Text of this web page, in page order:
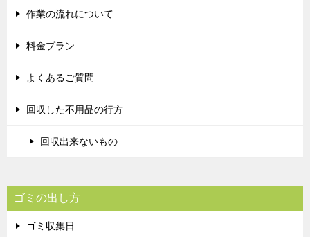
作業の流れについて
料金プラン
よくあるご質問
回収した不用品の行方
回収出来ないもの
ゴミの出し方
ゴミ収集日